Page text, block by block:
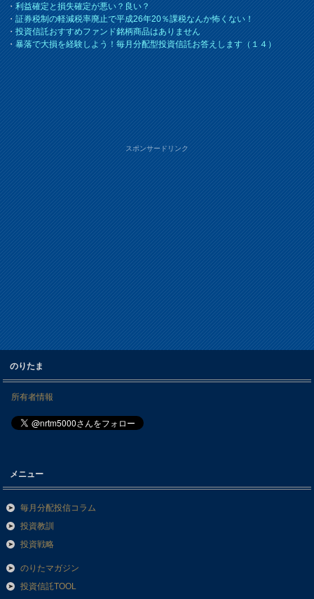
・利益確定と損失確定が悪い？良い？
・証券税制の軽減税率廃止で平成26年20％課税なんか怖くない！
・投資信託おすすめファンド銘柄商品はありません
・暴落で大損を経験しよう！毎月分配型投資信託お答えします（１４）
スポンサードリンク
のりたま
所有者情報
メニュー
毎月分配投信コラム
投資教訓
投資戦略
のりたマガジン
投資信託TOOL